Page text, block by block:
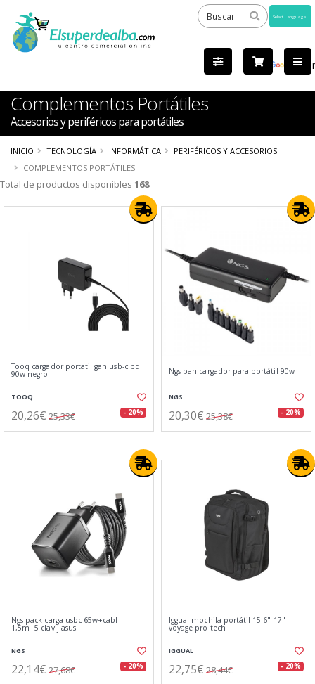
by
Complementos Portátiles
Accesorios y periféricos para portátiles
INICIO TECNOLOGÍA INFORMÁTICA
PERIFÉRICOS Y ACCESORIOS
COMPLEMENTOS PORTÁTILES
Total de productos disponibles 168
Tooq cargador portatil gan usb-c pd
90w negro
TOOQ
20,26€ 25,33€ - 20%
Ngs ban cargador para portátil 90w
NGS
20,30€ 25,38€ - 20%
Ngs pack carga usbc 65w+cabl
1,5m+5 clavij asus
NGS
22,14€ 27,68€ - 20%
Iggual mochila portátil 15.6"-17"
voyage pro tech
IGGUAL
22,75€ 28,44€ - 20%